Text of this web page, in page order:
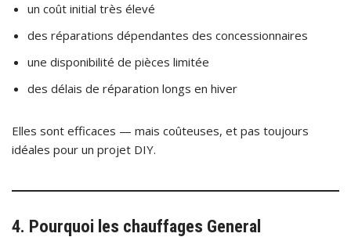
un coût initial très élevé
des réparations dépendantes des concessionnaires
une disponibilité de pièces limitée
des délais de réparation longs en hiver
Elles sont efficaces — mais coûteuses, et pas toujours
idéales pour un projet DIY.
4. Pourquoi les chauffages General